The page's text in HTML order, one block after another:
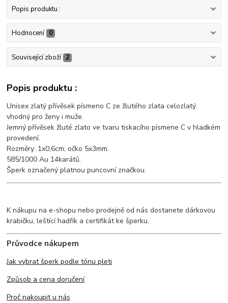
Popis produktu :
Hodnocení 0
Související zboží 2
Popis produktu :
Unisex zlatý přívěsek písmeno C ze žlutého zlata celozlatý
vhodný pro ženy i muže.
Jemný přívěsek žluté zlato ve tvaru tiskacího písmene C v hladkém
provedení.
Rozměry: 1x0,6cm, očko 5x3mm.
585/1000 Au 14karátů.
Šperk označený platnou puncovní značkou.
K nákupu na e-shopu nebo prodejně od nás dostanete dárkovou
krabičku, leštící hadřík a certifikát ke šperku.
Průvodce nákupem
Jak vybrat šperk podle tónu pleti
Způsob a cena doručení
Proč nakoupit u nás